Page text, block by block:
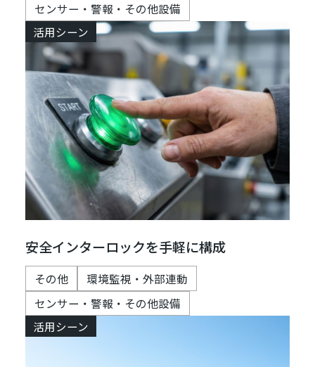
センサー・警報・その他設備
活用シーン
安全インターロックを手軽に構成
その他
環境監視・外部連動
センサー・警報・その他設備
活用シーン